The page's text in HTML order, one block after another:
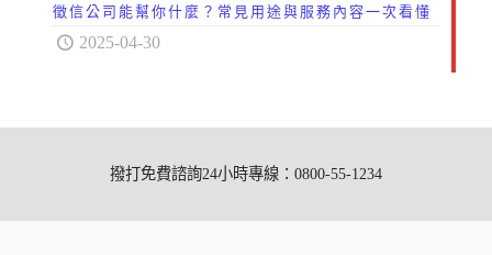
徵信公司能幫你什麼？常見用途與服務內容一次看懂
2025-04-30
撥打免費諮詢24小時專線：0800-55-1234